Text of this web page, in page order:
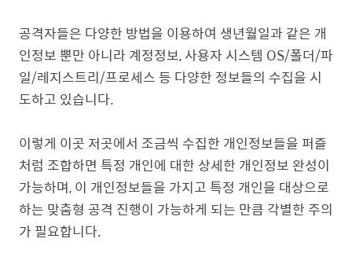
공격자들은 다양한 방법을 이용하여 생년월일과 같은 개
인정보 뿐만 아니라 계정정보, 사용자 시스템 OS/폴더/파
일/레지스트리/프로세스 등 다양한 정보들의 수집을 시
도하고 있습니다.
이렇게 이곳 저곳에서 조금씩 수집한 개인정보들을 퍼즐
처럼 조합하면 특정 개인에 대한 상세한 개인정보 완성이
가능하며, 이 개인정보들을 가지고 특정 개인을 대상으로
하는 맞춤형 공격 진행이 가능하게 되는 만큼 각별한 주의
가 필요합니다.